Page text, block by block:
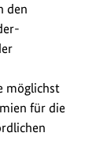
den
möglichst
für die